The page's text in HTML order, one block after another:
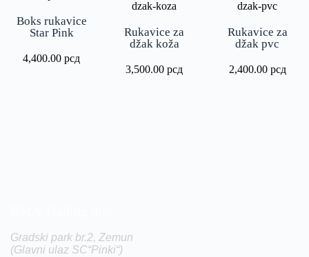
Boks rukavice
Star Pink
4,400.00рсд
Rukavice za
džak koža
3,500.00рсд
Rukavice za
džak pvc
2,400.00 рсд
Gradski park br.2, Zemun
(Glavni ulaz SC“Pinki“)